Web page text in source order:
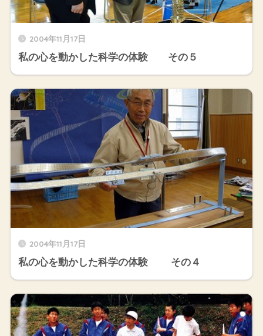
2004年11月17日
私の心を動かした科学の体験 その５
2004年11月17日
私の心を動かした科学の体験 その４